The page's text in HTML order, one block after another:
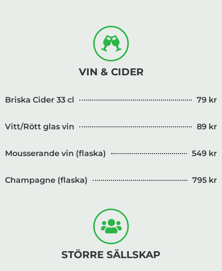
VIN & CIDER
Briska Cider 33 cl 79 kr
Vitt/Rött glas vin 89 kr
Mousserande vin (flaska) 549 kr
Champagne (flaska) 795 kr
STÖRRE SÄLLSKAP